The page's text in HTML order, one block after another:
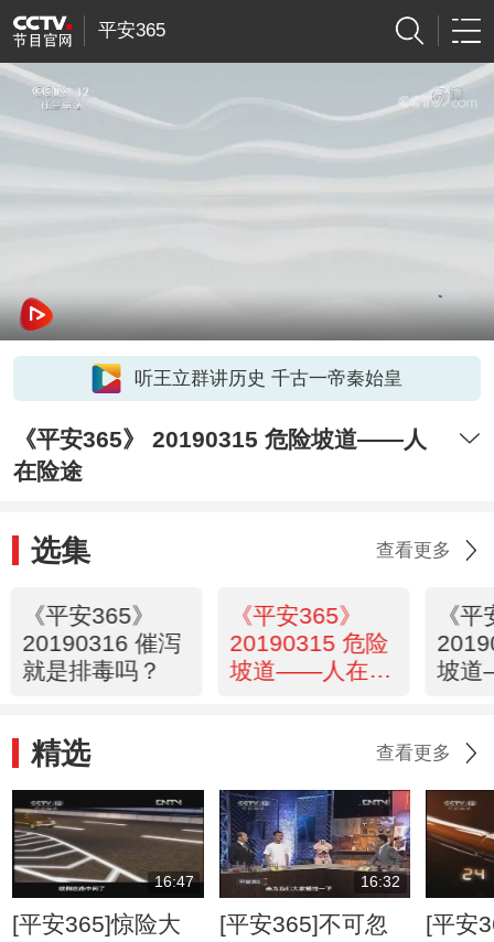
平安365
听王立群讲历史 千古一帝秦始皇
《平安365》 20190315 危险坡道——人
在险途
选集 查看更多
《平安365》
20190316 催泻
就是排毒吗？
《平安365》
20190315 危险
坡道——人在险
《
坡
精选 查看更多
16:47
[平安365]惊险大
16:32
[平安365]不可忽
[平安